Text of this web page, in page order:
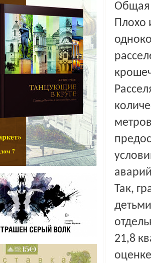
Общая
Плохо
Так,
21,8